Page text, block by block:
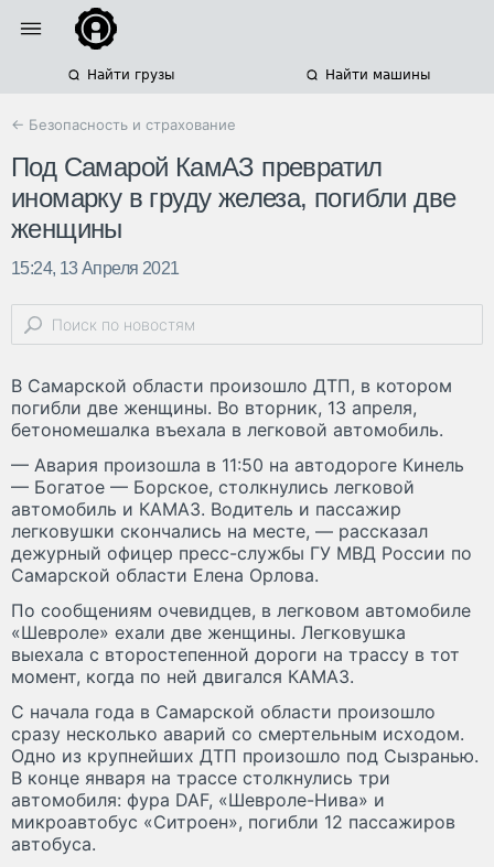
Найти грузы Найти машины
← Безопасность и страхование
Под Самарой КамАЗ превратил
иномарку в груду железа, погибли две
женщины
15:24, 13 Апреля 2021
В Самарской области произошло ДТП, в котором
погибли две женщины. Во вторник, 13 апреля,
бетономешалка въехала в легковой автомобиль.
— Авария произошла в 11:50 на автодороге Кинель
— Богатое — Борское, столкнулись легковой
автомобиль и КАМАЗ. Водитель и пассажир
легковушки скончались на месте, — рассказал
дежурный офицер пресс-службы ГУ МВД России по
Самарской области Елена Орлова.
По сообщениям очевидцев, в легковом автомобиле
«Шевроле» ехали две женщины. Легковушка
выехала с второстепенной дороги на трассу в тот
момент, когда по ней двигался КАМАЗ.
С начала года в Самарской области произошло
сразу несколько аварий со смертельным исходом.
Одно из крупнейших ДТП произошло под Сызранью.
В конце января на трассе столкнулись три
автомобиля: фура DAF, «Шевроле-Нива» и
микроавтобус «Ситроен», погибли 12 пассажиров
автобуса.